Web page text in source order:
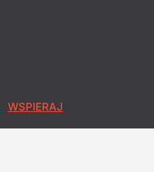
WSPIERAJ